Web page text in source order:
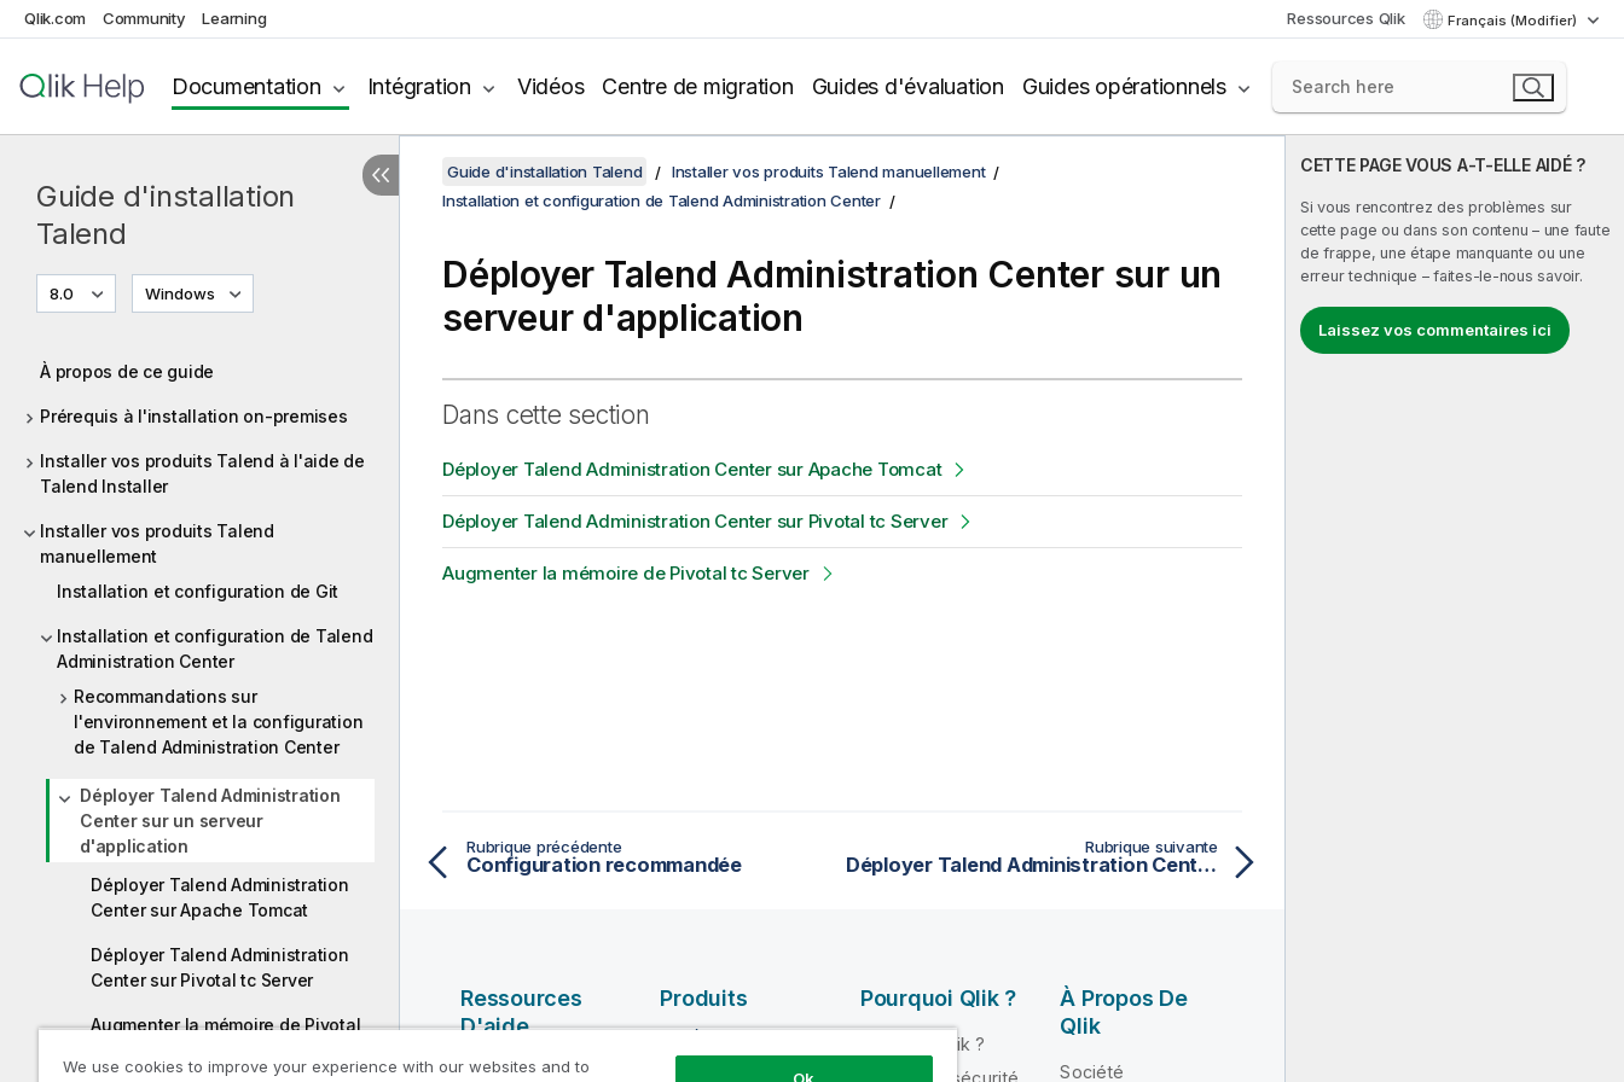
Qlik.com Community Learning Ressources Qlik Français (Modifier)
Documentation Intégration Vidéos Centre de migration Guides d'évaluation Guides opérationnels
Guide d'installation
Talend
8.0 Windows
À propos de ce guide
Prérequis à l'installation on-premises
Installer vos produits Talend à l'aide de
Talend Installer
Installer vos produits Talend
manuellement
Installation et configuration de Git
Installation et configuration de Talend
Administration Center
Recommandations sur
l'environnement et la configuration
de Talend Administration Center
Déployer Talend Administration
Center sur un serveur
d'application
Déployer Talend Administration
Center sur Apache Tomcat
Déployer Talend Administration
Center sur Pivotal tc Server
Augmenter la mémoire de Pivotal
CETTE PAGE VOUS A-T-ELLE AIDÉ ?
Si vous rencontrez des problèmes sur
cette page ou dans son contenu – une faute
de frappe, une étape manquante ou une
erreur technique – faites-le-nous savoir.
Laissez vos commentaires ici
Guide d'installation Talend
Installer vos produits Talend manuellement
Installation et configuration de Talend Administration Center
Déployer Talend Administration Centersur un
serveur d'application
Dans cette section
Déployer Talend Administration Center sur Apache Tomcat
Déployer Talend Administration Center sur Pivotal tc Server
Augmenter la mémoire de Pivotal tc Server
Rubrique précédente
Configuration recommandée
Rubrique suivante
Déployer Talend Administration Center sur Apache Tomcat
Ressources
D'aide
Vidéos Qlik Help
Produits
QUALITÉ DE
Pourquoi Qlik ?
Pourquoi Qlik ?
Fiabilité et sécurité
À Propos De
Qlik
Société
We use cookies to improve your experience with our websites and to